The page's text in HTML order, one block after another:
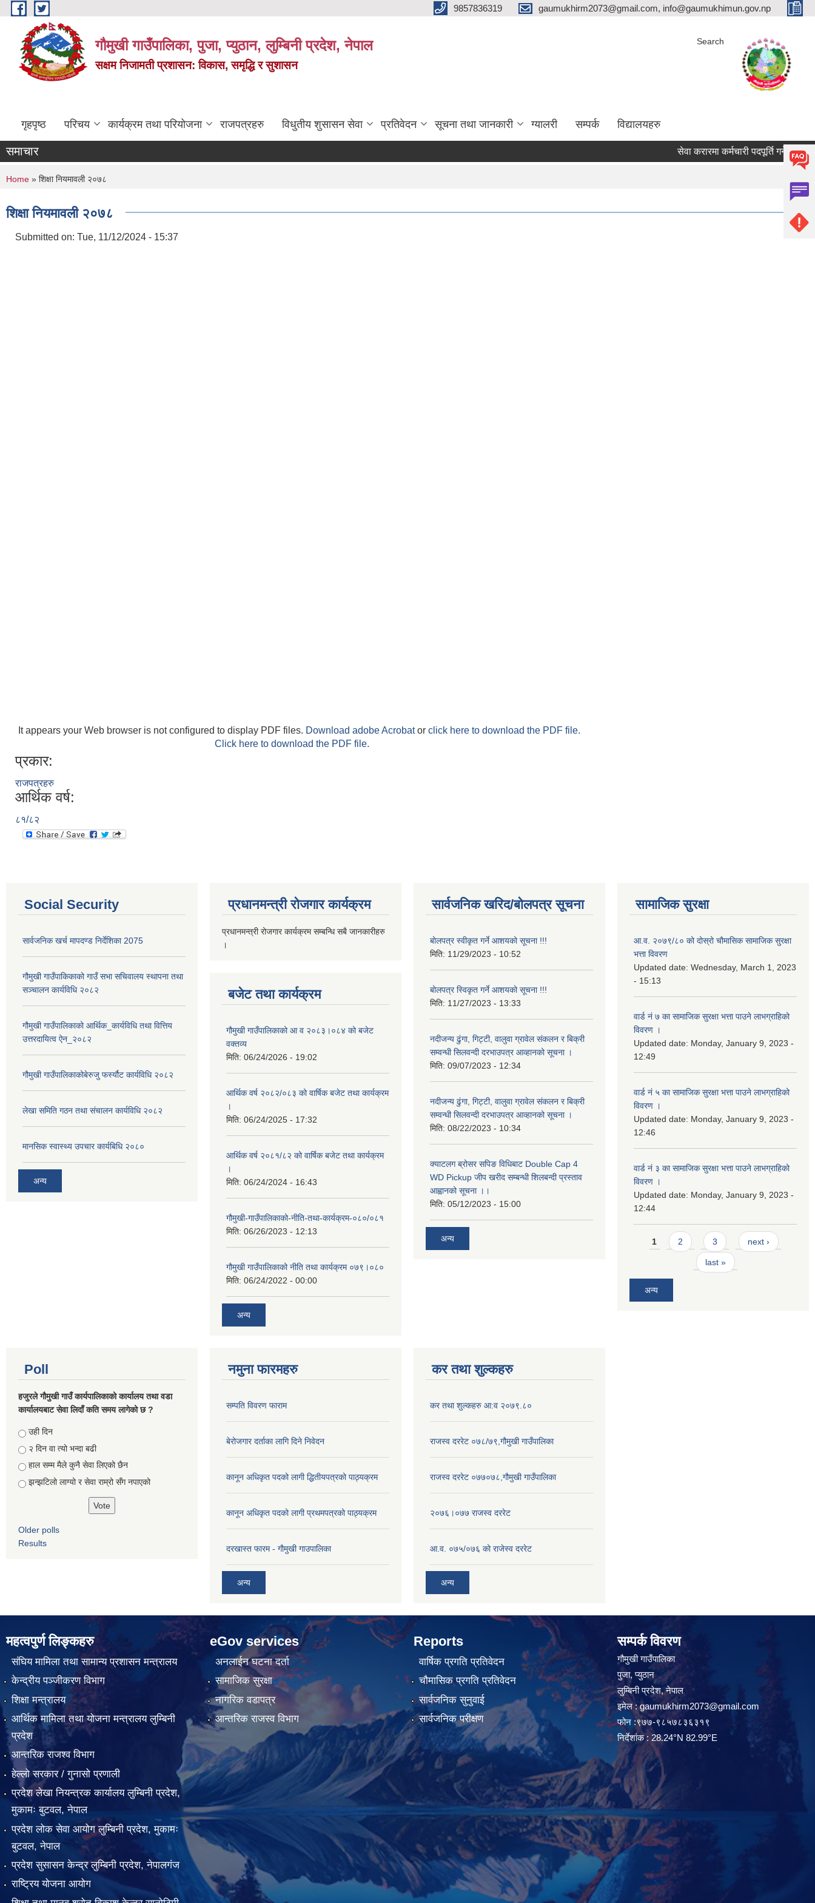
Skip to main content 9857836319 gaumukhirm2073@gmail.com, info@gaumukhimun.gov.np
गौमुखी गाउँपालिका, पुजा, प्युठान, लुम्बिनी प्रदेश, नेपाल
सक्षम निजामती प्रशासन: विकास, समृद्धि र सुशासन
Search
गृहपृष्ठ परिचय कार्यक्रम तथा परियोजना राजपत्रहरु विधुतीय शुसासन सेवा प्रतिवेदन सूचना तथा जानकारी ग्यालरी सम्पर्क विद्यालयहरु
समाचार सेवा करारमा कर्मचारी पदपूर्ति गर्ने सम्बन्धी सूचना
You are here
Home » शिक्षा नियमावली २०७८
शिक्षा नियमावली २०७८
Submitted on: Tue, 11/12/2024 - 15:37
It appears your Web browser is not configured to display PDF files. Download adobe Acrobator click here to download the PDF file.
Click here to download the PDF file.
प्रकार:
राजपत्रहरु
आर्थिक वर्ष:
८१/८२
Social Security
सार्वजनिक खर्च मापदण्ड निर्देशिका 2075
गौमुखी गाउँपाकिकाको गाउँ सभा सचिवालय स्थापना तथा
सञ्चालन कार्यविधि २०८२
गौमुखी गाउँपालिकाको आर्थिक_कार्यविधि तथा वित्तिय
उत्तरदायित्व ऐन_२०८२
गौमुखी गाउँपालिकाकोबेरुजु फर्स्यौट कार्यविधि २०८२
लेखा समिति गठन तथा संचालन कार्यविधि २०८२
मानसिक स्वास्थ्य उपचार कार्यबिधि २०८०
अन्य
प्रधानमन्त्री रोजगार कार्यक्रम
प्रधानमन्त्री रोजगार कार्यक्रम सम्बन्धि सबै जानकारीहरु
।
बजेट तथा कार्यक्रम
गौमुखी गाउँपालिकाको आ व २०८३।०८४ को बजेट
वक्तव्य
मिति: 06/24/2026 - 19:02
आर्थिक वर्ष २०८२/०८३ को वार्षिक बजेट तथा कार्यक्रम
।
मिति: 06/24/2025 - 17:32
आर्थिक वर्ष २०८१/८२ को वार्षिक बजेट तथा कार्यक्रम
।
मिति: 06/24/2024 - 16:43
गौमुखी-गाउँपालिकाको-नीति-तथा-कार्यक्रम-०८०/०८१
मिति: 06/26/2023 - 12:13
गौमुखी गाउँपालिकाको नीति तथा कार्यक्रम ०७९।०८०
मिति: 06/24/2022 - 00:00
अन्य
सार्वजनिक खरिद/बोलपत्र सूचना
बोलपत्र स्वीकृत गर्ने आशयको सूचना !!!
मिति: 11/29/2023 - 10:52
बोलपत्र स्विकृत गर्ने आशयको सूचना !!!
मिति: 11/27/2023 - 13:33
नदीजन्य ढुंगा, गिट्टी, वालुवा ग्रावेल संकलन र बिक्री
सम्वन्धी सिलवन्दी दरभाउपत्र आव्हानको सूचना ।
मिति: 09/07/2023 - 12:34
नदीजन्य ढुंगा, गिट्टी, वालुवा ग्रावेल संकलन र बिक्री
सम्वन्धी सिलवन्दी दरभाउपत्र आव्हानको सूचना ।
मिति: 08/22/2023 - 10:34
क्याटलग ब्रोसर सपिङ विधिबाट Double Cap 4
WD Pickup जीप खरीद सम्बन्धी शिलबन्दी प्रस्ताव
आह्वानको सूचना ।।
मिति: 05/12/2023 - 15:00
अन्य
सामाजिक सुरक्षा
आ.व. २०७९/८० को दोस्रो चौमासिक सामाजिक सुरक्षा
भत्ता विवरण
Updated date: Wednesday, March 1, 2023
- 15:13
वार्ड नं ७ का सामाजिक सुरक्षा भत्ता पाउने लाभग्राहिको
विवरण ।
Updated date: Monday, January 9, 2023 -
12:49
वार्ड नं ५ का सामाजिक सुरक्षा भत्ता पाउने लाभग्राहिको
विवरण ।
Updated date: Monday, January 9, 2023 -
12:46
वार्ड नं ३ का सामाजिक सुरक्षा भत्ता पाउने लाभग्राहिको
विवरण ।
Updated date: Monday, January 9, 2023 -
12:44
Pages
1 2 3 next ›
last »
अन्य
Poll
हजुरले गौमुखी गाउँ कार्यपालिकाको कार्यालय तथा वडा
कार्यालयबाट सेवा लिदाँ कति समय लागेको छ ?
Choices
उही दिन
२ दिन वा त्यो भन्दा बढी
हाल सम्म मैले कुनै सेवा लिएको छैन
झन्झटिलो लाग्यो र सेवा राम्रो सँग नपाएको
Older polls
Results
नमुना फारमहरु
सम्पति विवरण फाराम
बेरोजगार दर्ताका लागि दिने निवेदन
कानून अधिकृत पदको लागी द्धितीयपत्रको पाठ्यक्रम
कानून अधिकृत पदको लागी प्रथमपत्रको पाठ्यक्रम
दरखास्त फारम - गाैमुखी गाउपालिका
अन्य
कर तथा शुल्कहरु
कर तथा शुल्कहरु आ:व २०७९.८०
राजस्व दररेट ०७८/७९,गौमुखी गाउँपालिका
राजस्व दररेट ०७७०७८,गौमुखी गाउँपालिका
२०७६।०७७ राजस्व दररेट
आ.व. ०७५/०७६ को राजेस्व दररेट
अन्य
महत्वपुर्ण लिङ्कहरु
संघिय मामिला तथा सामान्य प्रशासन मन्त्रालय
केन्द्रीय पञ्जीकरण विभाग
शिक्षा मन्त्रालय
आर्थिक मामिला तथा योजना मन्त्रालय लुम्बिनी
प्रदेश
आन्तरिक राजश्व विभाग
हेल्लो सरकार / गुनासो प्रणाली
प्रदेश लेखा नियन्त्रक कार्यालय लुम्बिनी प्रदेश,
मुकामः बुटवल, नेपाल
प्रदेश लोक सेवा आयोग लुम्बिनी प्रदेश, मुकामः
बुटवल, नेपाल
प्रदेश सुसासन केन्द्र लुम्बिनी प्रदेश, नेपालगंज
राष्ट्रिय योजना आयोग
eGov services
अनलाईन घटना दर्ता
सामाजिक सुरक्षा
नागरिक वडापत्र
आन्तरिक राजस्व विभाग
Reports
वार्षिक प्रगति प्रतिवेदन
चौमासिक प्रगति प्रतिवेदन
सार्वजनिक सुनुवाई
सार्वजनिक परीक्षण
सम्पर्क विवरण
गौमुखी गाउँपालिका
पुजा, प्युठान
लुम्बिनी प्रदेश, नेपाल
इमेल :gaumukhirm2073@gmail.com
फोन :९७७-९८५७८३६३१९
निर्देशांक : 28.24°N 82.99°E